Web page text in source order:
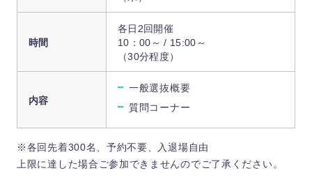
時間
各日2回開催
10：00～ / 15:00～
（30分程度）
内容
一般選抜概要
質問コーナー
※各回先着300名、予約不要、入退場自由
上限に達した場合ご参加できませんのでご了承ください。